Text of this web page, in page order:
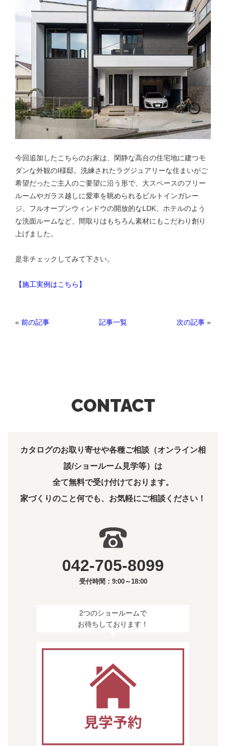
今回追加したこちらのお家は、
閑静な高台の住宅地に建つモ
ダンな外観のI様邸。洗練されたラグジュアリーな住まいがご
希望だったご主人のご要望に沿う形で、大スペースのフリー
ルームやガラス越しに愛車を眺められるビルトインガレー
ジ、フルオープンウィンドウの開放的なLDK、ホテルのよう
な洗面ルームなど、間取りはもちろん素材にもこだわり創り
上げました。
是非チェックしてみて下さい。
【施工実例はこちら】
記事一覧
« 前の記事 次の記事 »
CONTACT
カタログのお取り寄せや各種ご相談（オンライン相
談/ショールーム見学等）は
全て無料で受け付けております。
家づくりのこと何でも、お気軽にご相談ください！
042-705-8099
受付時間：9:00～18:00
2つのショールームで
お待ちしております！